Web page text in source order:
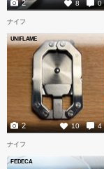
8 0
2
ナイフ
UNIFLAME
10 4
2
ナイフ
FEDECA